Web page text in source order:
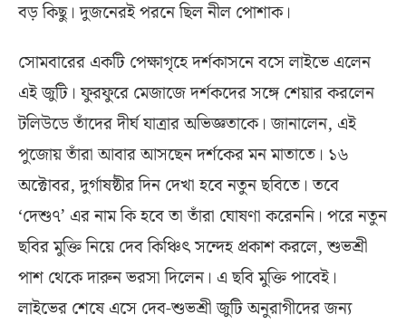
বড় কিছু। দুজনেরই পরনে ছিল নীল পোশাক।
সোমবারের একটি পেক্ষাগৃহে দর্শকাসনে বসে লাইভে এলেন
এই জুটি। ফুরফুরে মেজাজে দর্শকদের সঙ্গে শেয়ার করলেন
টলিউডে তাঁদের দীর্ঘ যাত্রার অভিজ্ঞতাকে। জানালেন, এই
পুজোয় তাঁরা আবার আসছেন দর্শকের মন মাতাতে। ১৬
অক্টোবর, দুর্গাষষ্ঠীর দিন দেখা হবে নতুন ছবিতে। তবে
‘দেশু৭’ এর নাম কি হবে তা তাঁরা ঘোষণা করেননি। পরে নতুন
ছবির মুক্তি নিয়ে দেব কিঞ্চিৎ সন্দেহ প্রকাশ করলে, শুভশ্রী
পাশ থেকে দারুন ভরসা দিলেন। এ ছবি মুক্তি পাবেই।
লাইভের শেষে এসে দেব-শুভশ্রী জুটি অনুরাগীদের জন্য